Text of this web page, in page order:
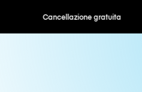
Cancellazione gratuita